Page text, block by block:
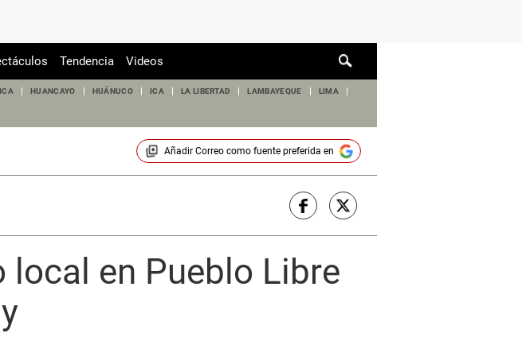
de
Tendencia Videos
HUANCAYO HUÁNUCO ICA LA LIBERTAD LAMBAYEQUE LIMA
Añadir Correocomo fuente preferida en
local en Pueblo Libre